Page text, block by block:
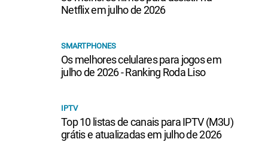
Netflix em julho de 2026
SMARTPHONES
Os melhores celulares para jogos em
julho de 2026 - Ranking Roda Liso
IPTV
Top 10 listas de canais para IPTV (M3U)
grátis e atualizadas em julho de 2026